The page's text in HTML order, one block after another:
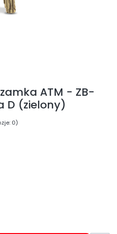
ATM - ZB-
D (zielony)
0)